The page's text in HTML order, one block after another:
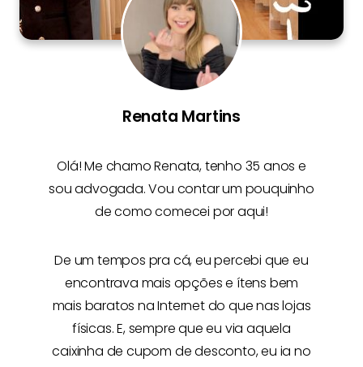
Renata Martins
Olá! Me chamoRenata, tenho 35 anos e
sou advogada. Vou contar um pouquinho
de como comecei por aqui!
De um tempos pra cá, eu percebi que eu
encontrava mais opções e ítens bem
mais baratos na Internetdo que nas lojas
físicas. E, sempre que eu via aquela
caixinha de cupom de desconto, eu ia no